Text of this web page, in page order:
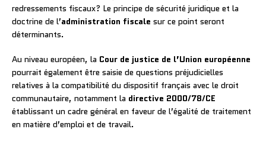
redressements fiscaux? Le principe de sécurité juridique et la
doctrine de l’administration fiscale sur ce point seront
déterminants.
Au niveau européen, la Cour de justice de l’Union européenne
pourrait également être saisie de questions préjudicielles
relatives à la compatibilité du dispositif français avec le droit
communautaire, notamment la directive 2000/78/CE
établissant un cadre général en faveur de l’égalité de traitement
en matière d’emploi et de travail.